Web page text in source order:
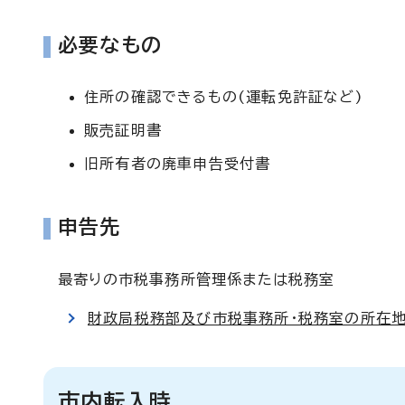
必要なもの
住所の確認できるもの(運転免許証など)
販売証明書
旧所有者の廃車申告受付書
申告先
最寄りの市税事務所管理係または税務室
財政局税務部及び市税事務所・税務室の所在